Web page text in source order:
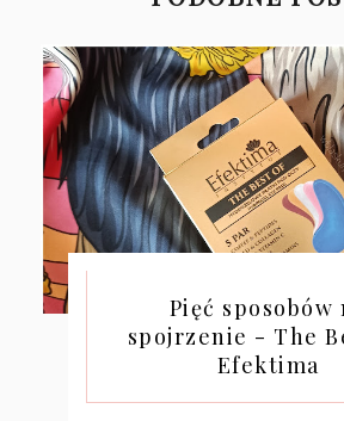
Pięć sposobów
spojrzenie - The
Efektima